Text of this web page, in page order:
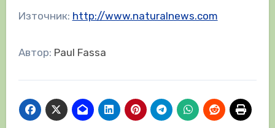
Източник: http://www.naturalnews.com
Автор: Paul Fassa